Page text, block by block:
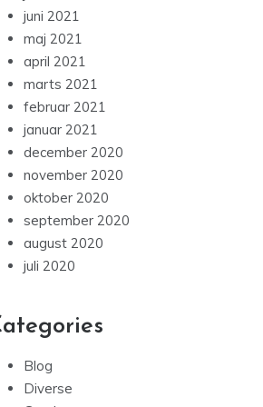
juni 2021
maj 2021
april 2021
marts 2021
februar 2021
januar 2021
december 2020
november 2020
oktober 2020
september 2020
august 2020
juli 2020
Blog
Diverse